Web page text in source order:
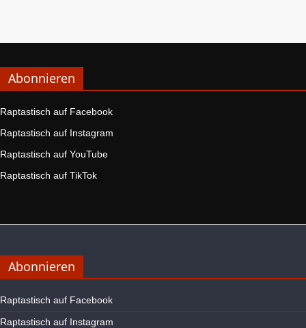
Abonnieren
Raptastisch auf Facebook
Raptastisch auf Instagram
Raptastisch auf YouTube
Raptastisch auf TikTok
Abonnieren
Raptastisch auf Facebook
Raptastisch auf Instagram